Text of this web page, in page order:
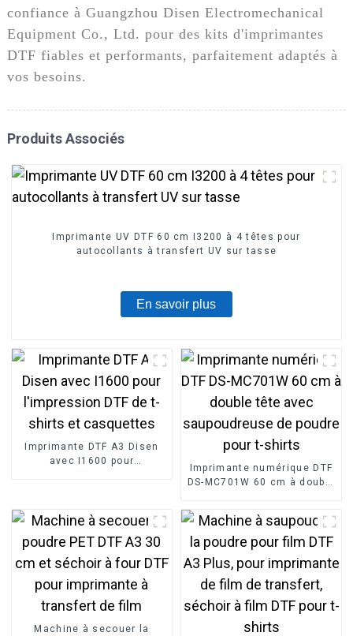
confiance à Guangzhou Disen Electromechanical
Equipment Co., Ltd. pour des kits d'imprimantes
DTF fiables et performants, parfaitement adaptés à
vos besoins.
Produits Associés
Imprimante UV DTF 60 cm I3200 à 4 têtes pour
autocollants à transfert UV sur tasse
En savoir plus
Imprimante DTF A3 Disen
avec I1600 pour
Imprimante numérique DTF
DS-MC701W 60 cm à double
Machine à secouer la